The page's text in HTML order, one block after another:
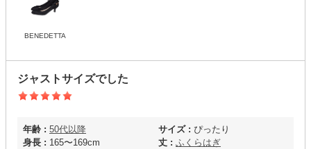
BENEDETTA
ジャストサイズでした
年齢 : 50代以降
身長 : 165〜169cm
サイズ : ぴったり
丈 : ふくらはぎ